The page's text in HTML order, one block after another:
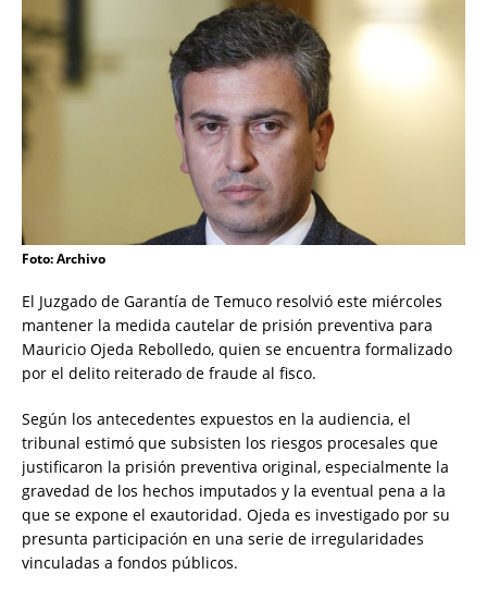
Foto: Archivo
El Juzgado de Garantía de Temuco resolvió este miércoles
mantener la medida cautelar de prisión preventiva para
Mauricio Ojeda Rebolledo, quien se encuentra formalizado
por el delito reiterado de fraude al fisco.
Según los antecedentes expuestos en la audiencia, el
tribunal estimó que subsisten los riesgos procesales que
justificaron la prisión preventiva original, especialmente la
gravedad de los hechos imputados y la eventual pena a la
que se expone el exautoridad. Ojeda es investigado por su
presunta participación en una serie de irregularidades
vinculadas a fondos públicos.